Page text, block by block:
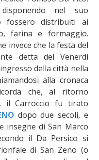
nel suo
fossero distribuiti ai
farina e formaggio.
invece che la festa del
detta del Venerdì
della città nella
alla cronaca
che, al ritorno
il Carroccio fu tirato
dopo due secoli, e
insegne di San Marco
il Da Persico si
di San Zeno (o